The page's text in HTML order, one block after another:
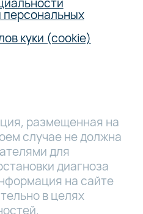
персональных
куки (cookie)
размещенная на
случае не должна
для
диагноза
на сайте
в целях